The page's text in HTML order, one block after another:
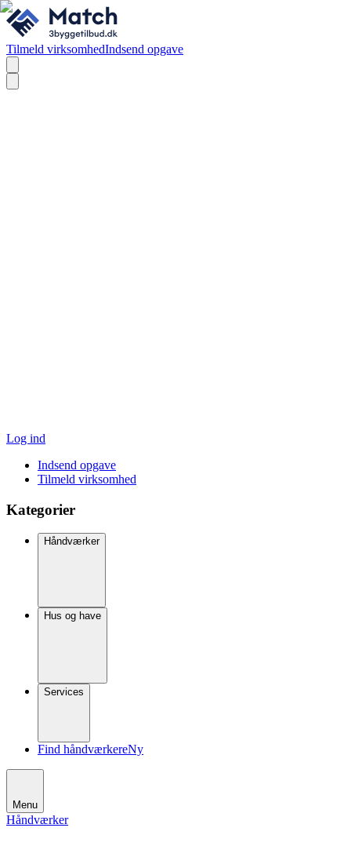
Tilmeld virksomhedIndsend opgave
Log ind
Indsend opgave
Tilmeld virksomhed
Kategorier
Håndværker
Hus og have
Services
Find håndværkereNy
Menu
Håndværker